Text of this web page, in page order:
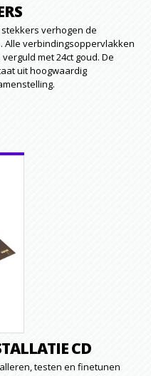
verhogen de
Alle verbindingsoppervlakken
met 24ct goud. De
uit hoogwaardig
CD
testen en finetunen